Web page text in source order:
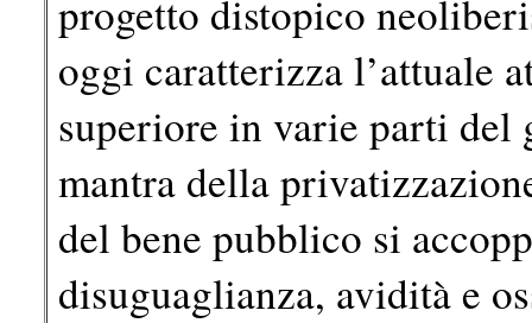
progetto distopico
oggi caratterizza l’attuale
superiore in varie parti
mantra della
del bene pubblico si
disuguaglianza, avidità e